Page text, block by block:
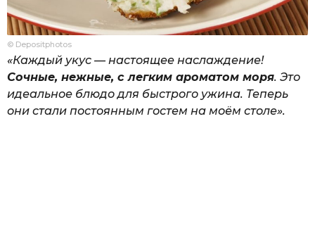
© Depositphotos
«Каждый укус — настоящее наслаждение!
Сочные, нежные, с легким ароматом моря. Это
идеальное блюдо для быстрого ужина. Теперь
они стали постоянным гостем на моём столе».